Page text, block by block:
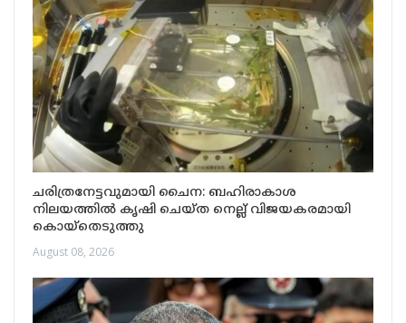
ചരിത്രനേട്ടവുമായി ചൈന: ബഹിരാകാശ
നിലയത്തിൽ കൃഷി ചെയ്ത നെല്ല് വിജയകരമായി
കൊയ്തെടുത്തു
August 08, 2026